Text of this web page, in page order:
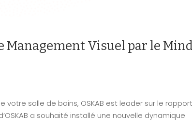
Management Visuel par le
votre salle de bains, OSKAB est leader sur le
a souhaité installé une nouvelle dynamique